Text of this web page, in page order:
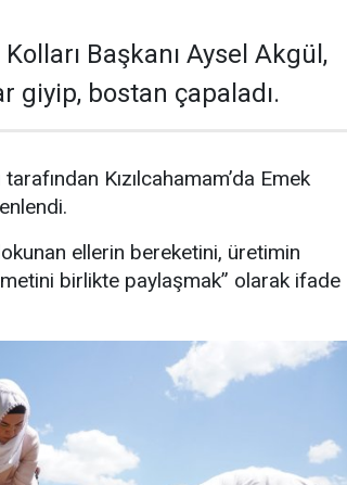
Başkanı Aysel Akgül,
giyip, bostan çapaladı.
Kızılcahamam’da Emek
ellerin bereketini, üretimin
birlikte paylaşmak” olarak ifade